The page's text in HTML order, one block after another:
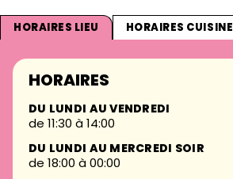
HORAIRES LIEU HORAIRES CUISINE
HORAIRES
DU LUNDI AU VENDREDI
de 11:30 à 14:00
DU LUNDI AU MERCREDI SOIR
de 18:00 à 00:00